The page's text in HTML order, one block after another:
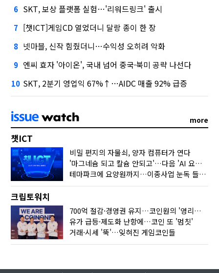
6 SKT, 보상 플랫폼 실험…'리워드링크' 출시
7 [챗ICT]게임CD 열었더니 달랑 종이 한 장
8 넷마블, 신작 힘줬더니…수익성 오히려 악화
9 엔씨 효자 '아이온', 국내 넘어 중국·북미 공략 나선다
10 SKT, 2분기 영업익 67%↑…AIDC 매출 92% 급증
more
챗ICT
비밀 편지의 자물쇠, 양자 컴퓨터가 연다
'마그네슘 되고 칼슘 안되고'…다음 'AI 요약' 갈 길은
테마파크에 요양원까지…이종사업 눈독 들이는 게임사
크립토워치
700억 절감·경영권 유지…코인원의 '영리한 딜'
유가 급등·제도화 난항에…코인 또 '멈칫'
거래·시세 '뚝'…잊혀진 게임코인들